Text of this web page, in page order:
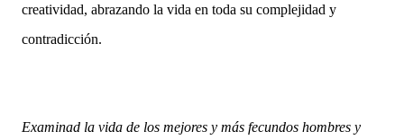
creatividad, abrazando la vida en toda su complejidad y
contradicción.
Examinad la vida de los mejores y más fecundos hombres y